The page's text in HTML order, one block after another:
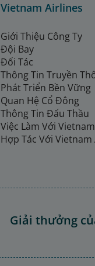
Vietnam Airlines
Giới Thiệu Công Ty
Đội Bay
Đối Tác
Thông Tin Truyền
Phát Triển Bền Vững
Quan Hệ Cổ Đông
Thông Tin Đấu Thầu
Việc Làm Với
Hợp Tác Với
Giải thưởng